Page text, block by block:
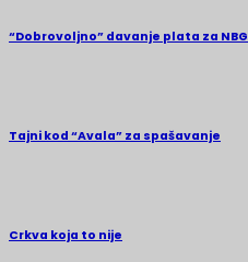
“Dobrovoljno” davanje plata za
Tajni kod “Avala” za spašavanje
Crkva koja to nije